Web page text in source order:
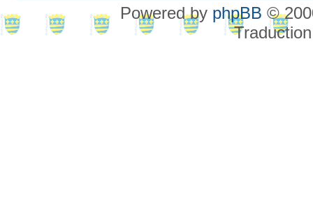
Powered by phpBB ©